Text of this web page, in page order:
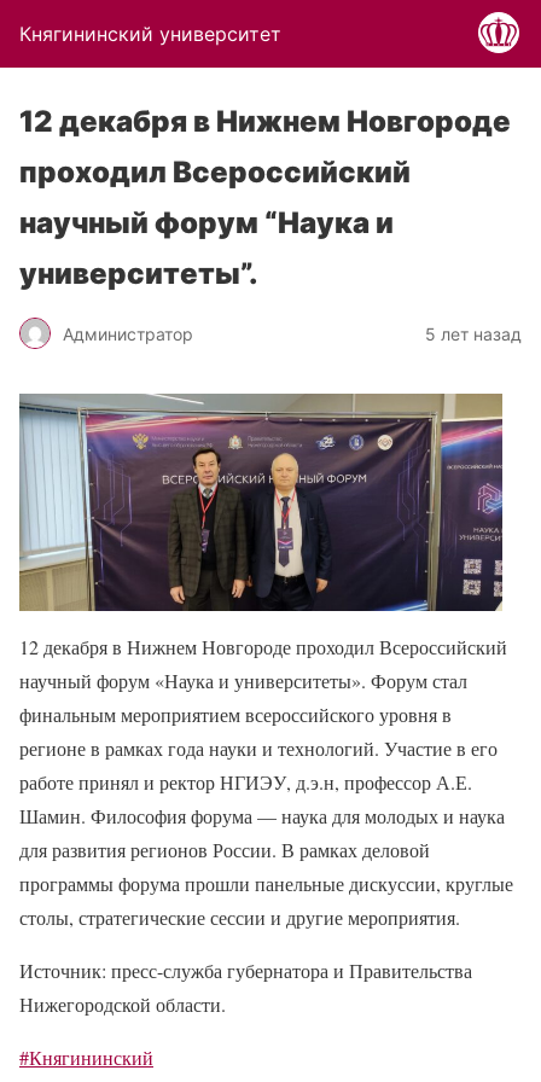
Княгининский университет
12 декабря в Нижнем Новгороде
проходил Всероссийский
научный форум “Наука и
университеты”.
Администратор 5 лет назад
12 декабря в Нижнем Новгороде проходил Всероссийский
научный форум «Наука и университеты». Форум стал
финальным мероприятием всероссийского уровня в
регионе в рамках года науки и технологий. Участие в его
работе принял и ректор НГИЭУ, д.э.н, профессор А.Е.
Шамин. Философия форума — наука для молодых и наука
для развития регионов России. В рамках деловой
программы форума прошли панельные дискуссии, круглые
столы, стратегические сессии и другие мероприятия.
Источник: пресс-служба губернатора и Правительства
Нижегородской области.
#Княгининский